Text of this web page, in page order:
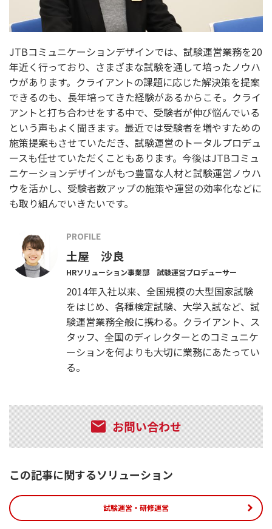
JTBコミュニケーションデザインでは、試験運営業務を20
年近く行っており、さまざまな試験を通して培ったノウハ
ウがあります。クライアントの課題に応じた解決策を提案
できるのも、長年培ってきた経験があるからこそ。クライ
アントと打ち合わせをする中で、受験者が伸び悩んでいる
という声もよく聞きます。最近では受験者を増やすための
施策提案もさせていただき、試験運営のトータルプロデュ
ースも任せていただくこともあります。今後はJTBコミュ
ニケーションデザインがもつ豊富な人材と試験運営ノウハ
ウを活かし、受験者数アップの施策や運営の効率化などに
も取り組んでいきたいです。
PROFILE
土屋 沙良
HRソリューション事業部 試験運営プロデューサー
2014年入社以来、全国規模の大型国家試験
をはじめ、各種検定試験、大学入試など、試
験運営業務全般に携わる。クライアント、ス
タッフ、全国のディレクターとのコミュニケ
ーションを何よりも大切に業務にあたってい
る。
お問い合わせ
この記事に関するソリューション
試験運営・研修運営